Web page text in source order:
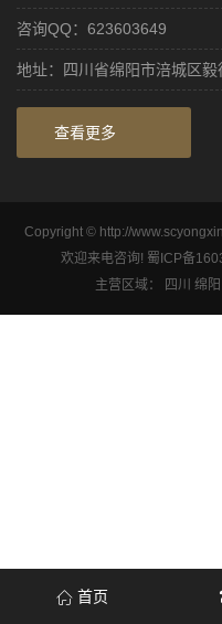
咨询QQ：623603649
地址：四川省绵阳市涪城区
查看更多
Copyright © http://
欢迎来电咨询! 蜀ICP备
主营区域：
四川 绵阳
首页